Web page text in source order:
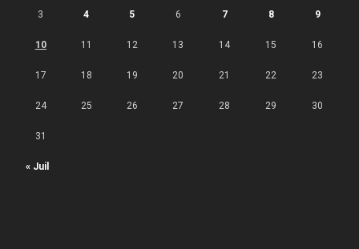
« Juil
3 4 5 6 7 8 9
10 11 12 13 14 15 16
17 18 19 20 21 22 23
24 25 26 27 28 29 30
31